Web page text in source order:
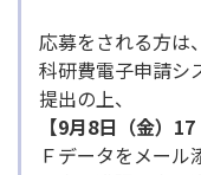
応募をされる方は、
科研費電子申請シ
提出の上、
【9月8日（金）
Ｆデータをメー